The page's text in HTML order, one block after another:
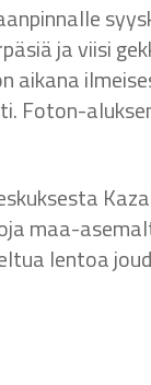
ja viisi
aikana
Foton-
maa-
lentoa